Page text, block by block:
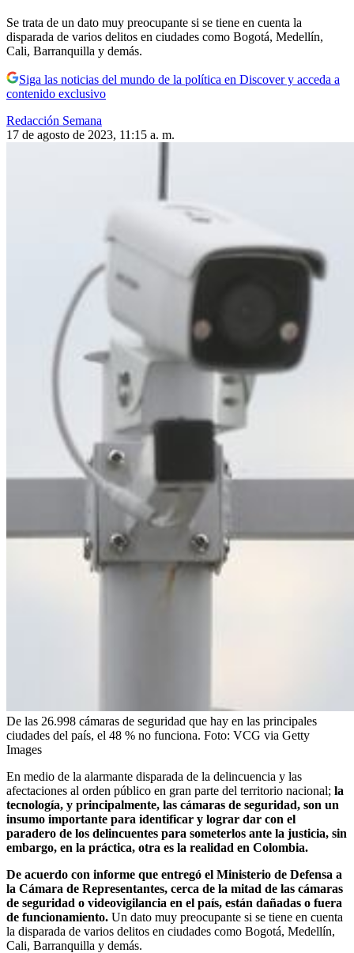
Se trata de un dato muy preocupante si se tiene en cuenta la
disparada de varios delitos en ciudades como Bogotá, Medellín,
Cali, Barranquilla y demás.
Siga las noticias del mundo de la política en Discover y acceda a
contenido exclusivo
Redacción Semana
17 de agosto de 2023, 11:15 a. m.
De las 26.998 cámaras de seguridad que hay en las principales
ciudades del país, el 48 % no funciona. Foto: VCG via Getty
Images
En medio de la alarmante disparada de la delincuencia y las
afectaciones al orden público en gran parte del territorio nacional; la
tecnología, y principalmente, las cámaras de seguridad, son un
insumo importante para identificar y lograr dar con el
paradero de los delincuentes para someterlos ante la justicia, sin
embargo, en la práctica, otra es la realidad en Colombia.
De acuerdo con informe que entregó el Ministerio de Defensa a
la Cámara de Representantes, cerca de la mitad de las cámaras
de seguridad o videovigilancia en el país, están dañadas o fuera
de funcionamiento. Un dato muy preocupante si se tiene en cuenta
la disparada de varios delitos en ciudades como Bogotá, Medellín,
Cali, Barranquilla y demás.